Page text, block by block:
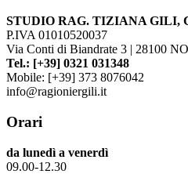
STUDIO RAG. TIZIANA GILI,
P.IVA 01010520037
Via Conti di Biandrate 3 | 28100
Tel.: [+39] 0321 031348
Mobile: [+39] 373 8076042
info@ragioniergili.it
Orari
da lunedì a venerdì
09.00-12.30